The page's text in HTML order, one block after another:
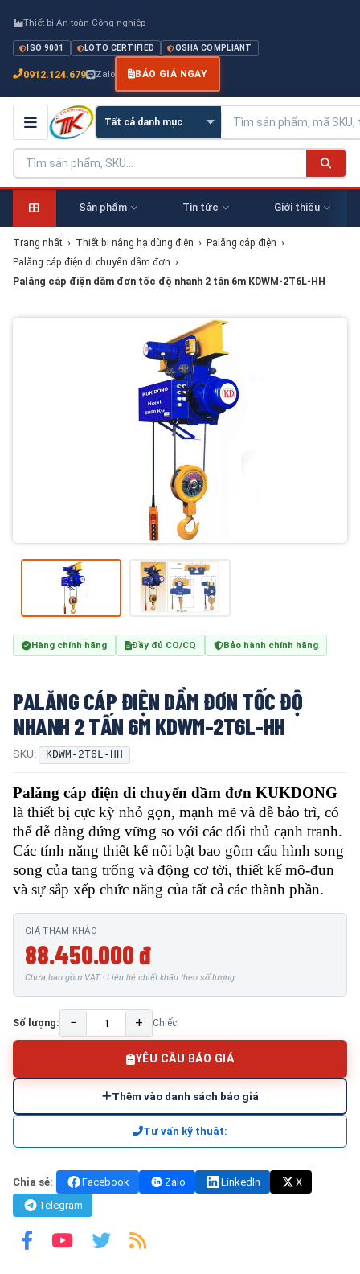
Thiết bị An toàn Công nghiệp
ISO 9001 LOTO CERTIFIED OSHA COMPLIANT
0912.124.679 Zalo BÁO GIÁ NGAY
Sản phẩm Tin tức Giới thiệu
Trang nhất › Thiết bị nâng hạ dùng điện › Palăng cáp điện ›
Palăng cáp điện di chuyển dầm đơn ›
Palăng cáp điện dầm đơn tốc độ nhanh 2 tấn 6m KDWM-2T6L-HH
Hàng chính hãng Đầy đủ CO/CQ Bảo hành chính hãng
PALĂNG CÁP ĐIỆN DẦM ĐƠN TỐC ĐỘ
NHANH 2 TẤN 6M KDWM-2T6L-HH
SKU: KDWM-2T6L-HH
Palăng cáp điện di chuyển dầm đơn KUKDONG
là thiết bị cực kỳ nhỏ gọn, mạnh mẽ và dễ bảo trì, có
thể dễ dàng đứng vững so với các đối thủ cạnh tranh.
Các tính năng thiết kế nổi bật bao gồm cấu hình song
song của tang trống và động cơ tời, thiết kế mô-đun
và sự sắp xếp chức năng của tất cả các thành phần.
GIÁ THAM KHẢO
88.450.000 đ
Chưa bao gồm VAT · Liên hệ chiết khấu theo số lượng
Số lượng: − + Chiếc
YÊU CẦU BÁO GIÁ
Thêm vào danh sách báo giá
Tư vấn kỹ thuật:
Chia sẻ: Facebook Zalo LinkedIn
X
Telegram